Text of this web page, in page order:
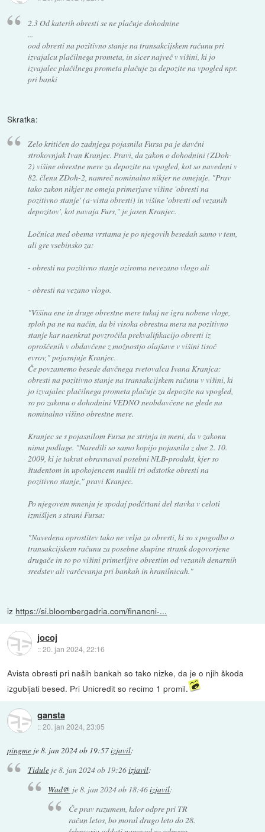
2.3 Od katerih obresti se ne plačuje dohodnine
...
ood obresti na pozitivno stanje na transakcijskem računu pri
izvajalcu plačilnega prometa, in sicer največ v višini, ki jo
izvajalec plačilnega prometa plačuje za depozite na vpogled npr.
pri banki
Skratka:
Zelo kritičen do zadnjega pojasnila Fursa pa je davčni
strokovnjak Ivan Kranjec. Pravi, da zakon o dohodnini (ZDoh-
2) višine obrestne mere za depozite na vpogled, kot so navedeni v
82. členu ZDoh-2, namreč nominalno nikjer ne omejuje. "Prav
tako zakon nikjer ne omeja primerjave višine 'obresti na
pozitivno stanje' (a-vista obresti) in višine 'obresti od vezanih
depozitov', kot navaja Furs," je jasen Kranjec.
Ločnica med obema vrstama je po njegovih besedah samo v tem,
ali gre vsebinsko za:
- obresti na pozitivno stanje oziroma nevezano vlogo ali
- obresti na vezano vlogo.
"Višina ene in druge obrestne mere tukaj ne igra nobene vloge,
sploh pa ne na način, da bi visoka obrestna mera na pozitivno
stanje kar naenkrat povzročila prekvalifikacijo obresti iz
oproščenih v obdavčene z možnostjo olajšave v višini tisoč
evrov," pojasnjuje Kranjec.
Če povzamemo besede davčnega svetovalca Ivana Kranjca:
obresti na pozitivno stanje na transakcijskem računu v višini, ki
jo izvajalec plačilnega prometa plačuje za depozite na vpogled,
so po zakonu o dohodnini VEDNO neobdavčene ne glede na
nominalno višino obrestne mere.
Kranjec se s pojasnilom Fursa ne strinja in meni, da v zakonu
nima podlage. "Naredili so samo kopijo pojasnila z dne 2. 10.
2009, ki je takrat obravnaval posebni NLB-produkt, kjer so
študentom in upokojencem nudili tri odstotke obresti na
pozitivno stanje," pravi Kranjec.
Po njegovem mnenju je spodaj podčrtani del stavka v celoti
izmišljen s strani Fursa:
"Navedena oprostitev tako ne velja za obresti, ki so s pogodbo o
transakcijskem računu za posebne skupine strank dogovorjene
drugače in so po višini primerljive obrestim od vezanih denarnih
sredstev ali varčevanja pri bankah in hranilnicah."
iz https://si.bloombergadria.com/financni-...
jocoj
::20. jan 2024, 22:16
Avista obresti pri naših bankah so tako nizke, da je o njih škoda
izgubljati besed. Pri Unicredit so recimo 1 promil.
gansta
::20. jan 2024, 23:05
pingme je8. jan 2024 ob 19:57izjavil:
Tiduleje8. jan 2024 ob 19:26izjavil:
Wad@ je8. jan 2024 ob 18:46izjavil:
Če prav razumem, kdor odpre pri TR
račun letos, bo moral drugo leto do 28.